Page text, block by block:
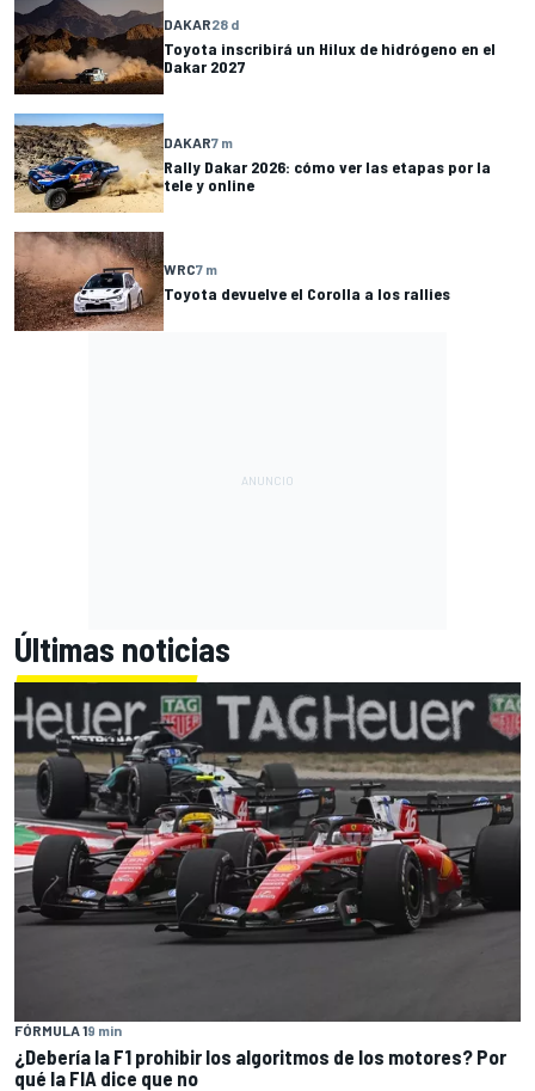
DAKAR28 d
Toyota inscribirá un Hilux de hidrógeno en el
Dakar 2027
DAKAR7 m
Rally Dakar 2026: cómo ver las etapas por la
tele y online
WRC7 m
Toyota devuelve el Corolla a los rallies
Últimas noticias
FÓRMULA 19 min
¿Debería la F1 prohibir los algoritmos de los motores? Por
qué la FIA dice que no